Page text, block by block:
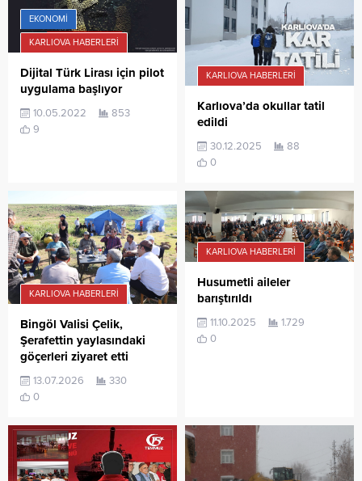
EKONOMI
KARLIOVA HABERLERI
Dijital Türk Lirası için pilot
uygulama başlıyor
10.05.2022
853
9
KARLIOVA HABERLERI
Karlıova’da okullar tatil
edildi
30.12.2025
88
0
KARLIOVA HABERLERI
Bingöl Valisi Çelik,
Şerafettin yaylasındaki
göçerleri ziyaret etti
13.07.2026
330
0
KARLIOVA HABERLERI
Husumetli aileler
barıştırıldı
11.10.2025
1.729
0